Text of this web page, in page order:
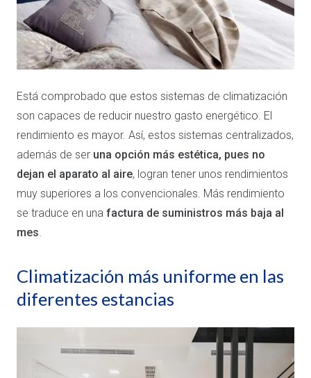
Está comprobado que estos sistemas de climatización
son capaces de reducir nuestro gasto energético. El
rendimiento es mayor. Así, estos sistemas centralizados,
además de ser una opción más estética, pues no
dejan el aparato al aire, logran tener unos rendimientos
muy superiores a los convencionales. Más rendimiento
se traduce en una factura de suministros más baja al
mes
Climatización más uniforme en las
diferentes estancias